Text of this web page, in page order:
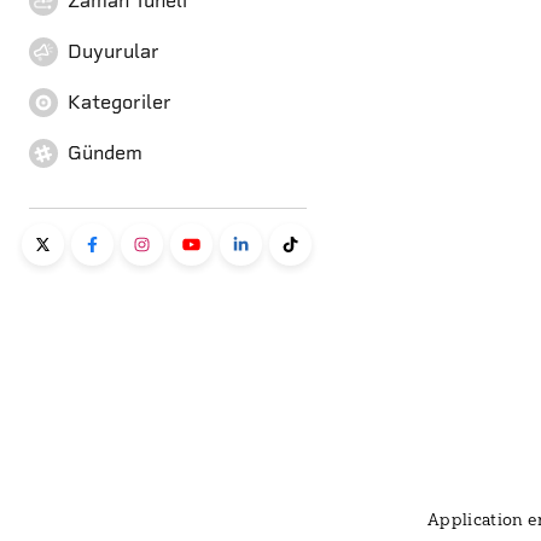
Duyurular
Kategoriler
Gündem
Application